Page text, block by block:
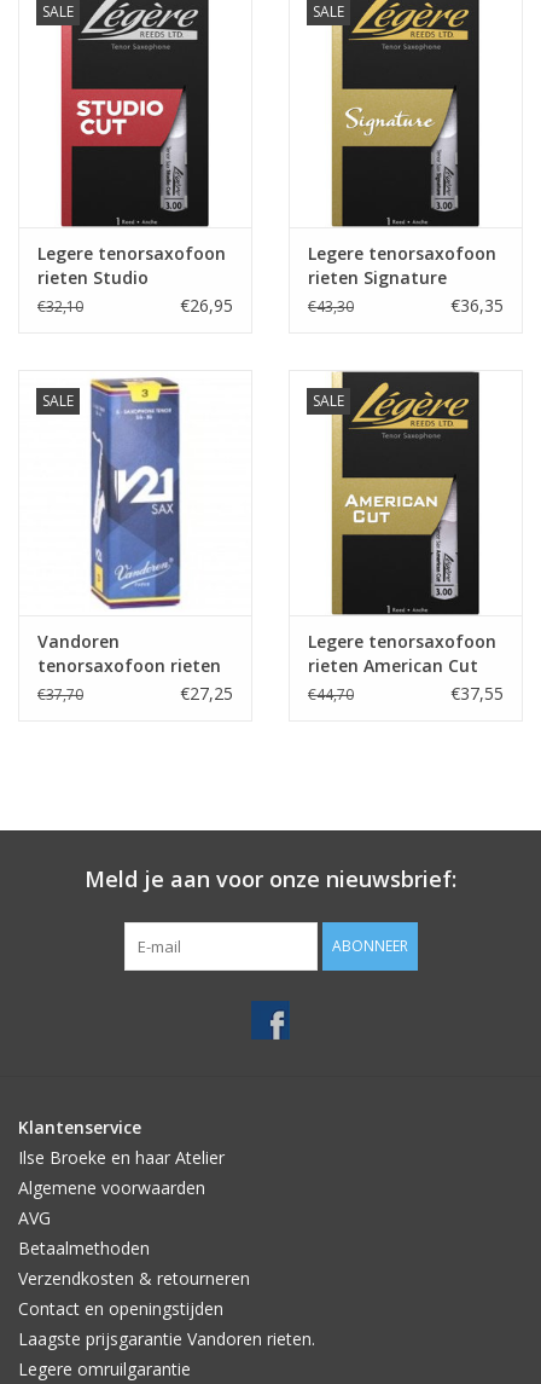
SALE
Legere tenorsaxofoon
rieten Studio
€32,10 €26,95
SALE
Legere tenorsaxofoon
rieten Signature
€43,30 €36,35
SALE
Vandoren
tenorsaxofoon rieten
V21
€37,70 €27,25
SALE
Legere tenorsaxofoon
rieten American Cut
€44,70 €37,55
Meld je aan voor onze nieuwsbrief:
ABONNEER
Klantenservice
Ilse Broeke en haar Atelier
Algemene voorwaarden
AVG
Betaalmethoden
Verzendkosten & retourneren
Contact en openingstijden
Laagste prijsgarantie Vandoren rieten.
Legere omruilgarantie